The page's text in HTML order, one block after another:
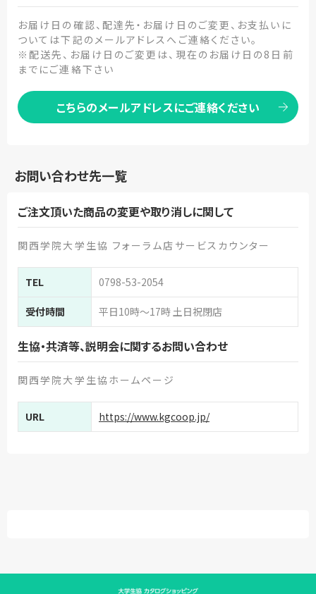
お届け日の確認、配達先・お届け日のご変更、お支払いに
ついては下記のメールアドレスへご連絡ください。
※配送先、お届け日のご変更は、現在のお届け日の8日前
までにご連絡下さい
こちらのメールアドレスにご連絡ください
お問い合わせ先一覧
ご注文頂いた商品の変更や取り消しに関して
関西学院大学生協 フォーラム店サービスカウンター
TEL 0798-53-2054
受付時間 平日10時～17時 土日祝閉店
生協・共済等、説明会に関するお問い合わせ
関西学院大学生協ホームページ
URL https://www.kgcoop.jp/